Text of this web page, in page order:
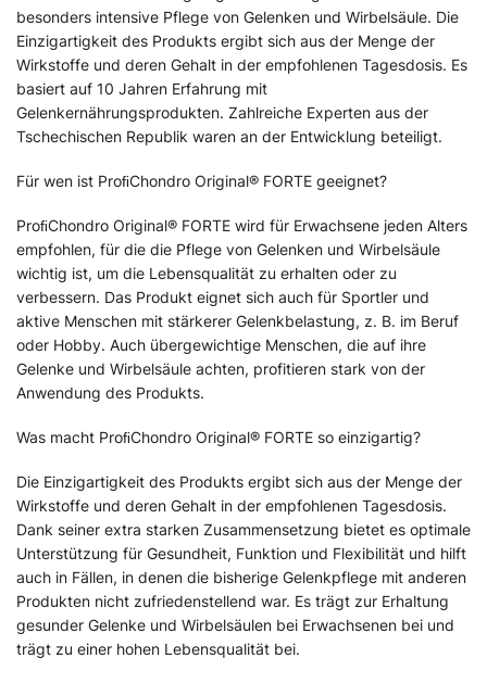
besonders intensive Pflege von Gelenken und Wirbelsäule. Die
Einzigartigkeit des Produkts ergibt sich aus der Menge der
Wirkstoffe und deren Gehalt in der empfohlenen Tagesdosis. Es
basiert auf 10 Jahren Erfahrung mit
Gelenkernährungsprodukten. Zahlreiche Experten aus der
Tschechischen Republik waren an der Entwicklung beteiligt.
Für wen ist ProﬁChondro Original® FORTE geeignet?
ProﬁChondro Original® FORTE wird für Erwachsene jeden Alters
empfohlen, für die die Pflege von Gelenken und Wirbelsäule
wichtig ist, um die Lebensqualität zu erhalten oder zu
verbessern. Das Produkt eignet sich auch für Sportler und
aktive Menschen mit stärkerer Gelenkbelastung, z. B. im Beruf
oder Hobby. Auch übergewichtige Menschen, die auf ihre
Gelenke und Wirbelsäule achten, profitieren stark von der
Anwendung des Produkts.
Was macht ProﬁChondro Original® FORTE so einzigartig?
Die Einzigartigkeit des Produkts ergibt sich aus der Menge der
Wirkstoffe und deren Gehalt in der empfohlenen Tagesdosis.
Dank seiner extra starken Zusammensetzung bietet es optimale
Unterstützung für Gesundheit, Funktion und Flexibilität und hilft
auch in Fällen, in denen die bisherige Gelenkpflege mit anderen
Produkten nicht zufriedenstellend war. Es trägt zur Erhaltung
gesunder Gelenke und Wirbelsäulen bei Erwachsenen bei und
trägt zu einer hohen Lebensqualität bei.